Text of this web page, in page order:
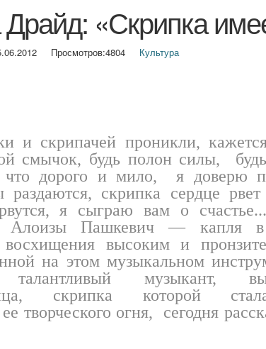
Драйд: «Скрипка
Просмотров:4804 Культура
и скрипачей проникли,
смычок, будь полон силы,
что дорого и мило, я доверю
раздаются, скрипка сердце
я сыграю вам о
Алоизы Пашкевич — капля в
высоким и
на этом музыкальном
музыкант,
скрипка которой
творческого огня, сегодня